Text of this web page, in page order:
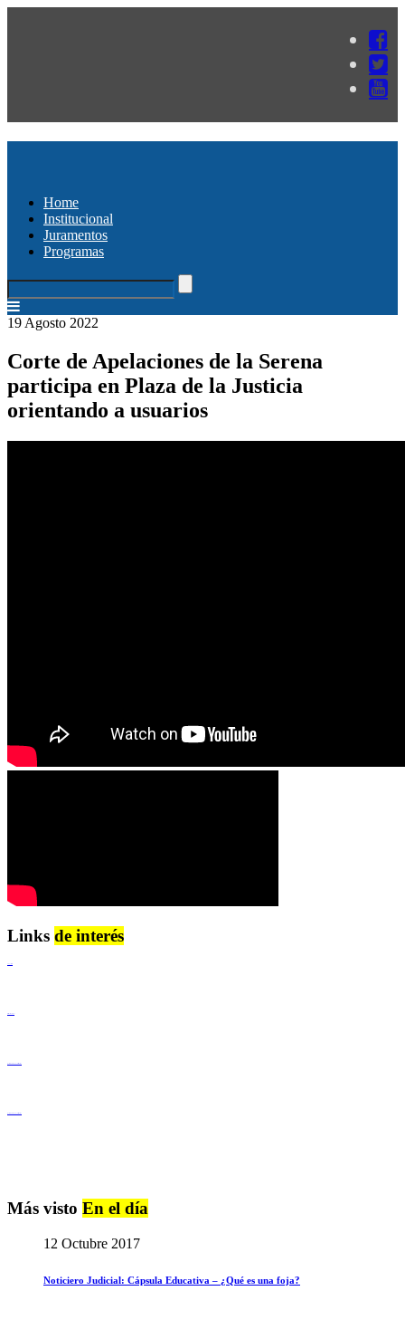
Home
Institucional
Juramentos
Programas
19 Agosto 2022
Corte de Apelaciones de la Serena
participa en Plaza de la Justicia
orientando a usuarios
Links de interés
Más visto En el día
12 Octubre 2017
Noticiero Judicial: Cápsula Educativa – ¿Qué es una foja?